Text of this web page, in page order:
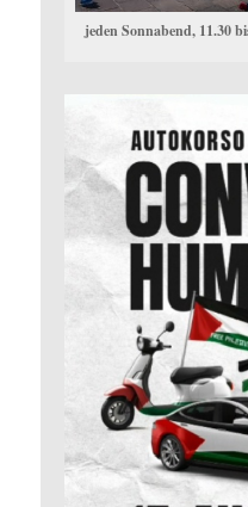
jeden Sonnabend, 11.30